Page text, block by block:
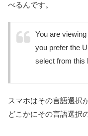
べるんです。
You are
you prefer the
select from this
スマホはその言語選択
どこかにその言語選択